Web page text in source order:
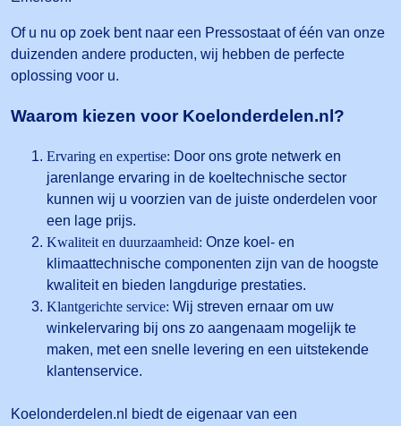
Of u nu op zoek bent naar een Pressostaat of één van onze
duizenden andere producten, wij hebben de perfecte
oplossing voor u.
Waarom kiezen voor Koelonderdelen.nl?
Ervaring en expertise: Door ons grote netwerk en
jarenlange ervaring in de koeltechnische sector
kunnen wij u voorzien van de juiste onderdelen voor
een lage prijs.
Kwaliteit en duurzaamheid: Onze koel- en
klimaattechnische componenten zijn van de hoogste
kwaliteit en bieden langdurige prestaties.
Klantgerichte service: Wij streven ernaar om uw
winkelervaring bij ons zo aangenaam mogelijk te
maken, met een snelle levering en een uitstekende
klantenservice.
Koelonderdelen.nl biedt de eigenaar van een